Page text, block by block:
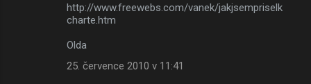
http://www.freewebs.com/vanek/jakjsempriselk
charte.htm
Olda
25. července 2010 v 11:41